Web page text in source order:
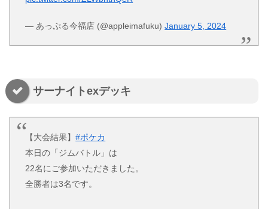
— あっぷる今福店 (@appleimafuku)January 5, 2024
サーナイトexデッキ
【大会結果】#ポケカ
本日の「ジムバトル」は
22名にご参加いただきました。
全勝者は3名です。